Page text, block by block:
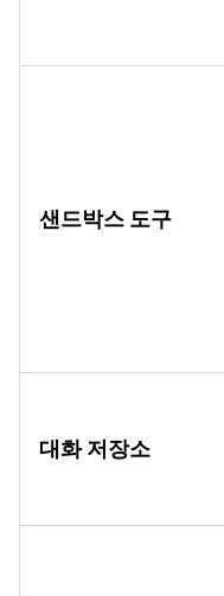
샌드박스 도구
대화 저장소